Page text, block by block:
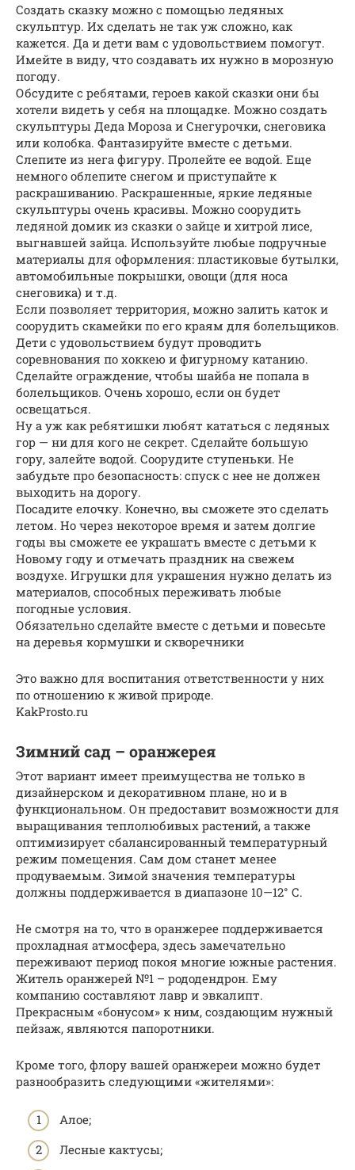
Создать сказку можно с помощью ледяных
скульптур. Их сделать не так уж сложно, как
кажется. Да и дети вам с удовольствием помогут.
Имейте в виду, что создавать их нужно в морозную
погоду.
Обсудите с ребятами, героев какой сказки они бы
хотели видеть у себя на площадке. Можно создать
скульптуры Деда Мороза и Снегурочки, снеговика
или колобка. Фантазируйте вместе с детьми.
Слепите из нега фигуру. Пролейте ее водой. Еще
немного облепите снегом и приступайте к
раскрашиванию. Раскрашенные, яркие ледяные
скульптуры очень красивы. Можно соорудить
ледяной домик из сказки о зайце и хитрой лисе,
выгнавшей зайца. Используйте любые подручные
материалы для оформления: пластиковые бутылки,
автомобильные покрышки, овощи (для носа
снеговика) и т.д.
Если позволяет территория, можно залить каток и
соорудить скамейки по его краям для болельщиков.
Дети с удовольствием будут проводить
соревнования по хоккею и фигурному катанию.
Сделайте ограждение, чтобы шайба не попала в
болельщиков. Очень хорошо, если он будет
освещаться.
Ну а уж как ребятишки любят кататься с ледяных
гор — ни для кого не секрет. Сделайте большую
гору, залейте водой. Соорудите ступеньки. Не
забудьте про безопасность: спуск с нее не должен
выходить на дорогу.
Посадите елочку. Конечно, вы сможете это сделать
летом. Но через некоторое время и затем долгие
годы вы сможете ее украшать вместе с детьми к
Новому году и отмечать праздник на свежем
воздухе. Игрушки для украшения нужно делать из
материалов, способных переживать любые
погодные условия.
Обязательно сделайте вместе с детьми и повесьте
на деревья кормушки и скворечники
Это важно для воспитания ответственности у них
по отношению к живой природе.
KakProsto.ru
Зимний сад – оранжерея
Этот вариант имеет преимущества не только в
дизайнерском и декоративном плане, но и в
функциональном. Он предоставит возможности для
выращивания теплолюбивых растений, а также
оптимизирует сбалансированный температурный
режим помещения. Сам дом станет менее
продуваемым. Зимой значения температуры
должны поддерживается в диапазоне 10—12° С.
Не смотря на то, что в оранжерее поддерживается
прохладная атмосфера, здесь замечательно
переживают период покоя многие южные растения.
Житель оранжерей №1 – рододендрон. Ему
компанию составляют лавр и эвкалипт.
Прекрасным «бонусом» к ним, создающим нужный
пейзаж, являются папоротники.
Кроме того, флору вашей оранжереи можно будет
разнообразить следующими «жителями»:
Алое;
Лесные кактусы;